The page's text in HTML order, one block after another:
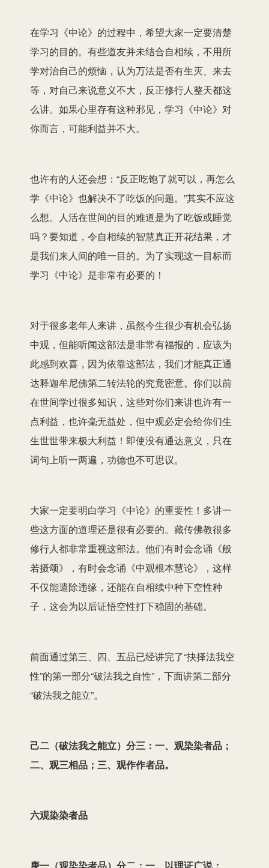
在学习《中论》的过程中，希望大家一定要清楚
学习的目的。有些道友并未结合自相续，不用所
学对治自己的烦恼，认为万法是否有生灭、来去
等，对自己来说意义不大，反正修行人整天都这
么讲。如果心里存有这种邪见，学习《中论》对
你而言，可能利益并不大。
也许有的人还会想：“反正吃饱了就可以，再怎么
学《中论》也解决不了吃饭的问题。”其实不应这
么想。人活在世间的目的难道是为了吃饭或睡觉
吗？要知道，令自相续的智慧真正开花结果，才
是我们来人间的唯一目的。为了实现这一目标而
学习《中论》是非常有必要的！
对于很多老年人来讲，虽然今生很少有机会弘扬
中观，但能听闻这部法是非常有福报的，应该为
此感到欢喜，因为依靠这部法，我们才能真正通
达释迦牟尼佛第二转法轮的究竟密意。你们以前
在世间学过很多知识，这些对你们来讲也许有一
点利益，也许毫无益处，但中观必定会给你们生
生世世带来极大利益！即使没有通达意义，只在
词句上听一两遍，功德也不可思议。
大家一定要明白学习《中论》的重要性！多讲一
些这方面的道理还是很有必要的。藏传佛教很多
修行人都非常重视这部法。他们有时会念诵《般
若摄颂》，有时会念诵《中观根本慧论》，这样
不仅能遣除违缘，还能在自相续中种下空性种
子，这会为以后证悟空性打下稳固的基础。
前面通过第三、四、五品已经讲完了“抉择法我空
性”的第一部分“破法我之自性”，下面讲第二部分
“破法我之能立”。
己二（破法我之能立）分三：一、观染染者品；
二、观三相品；三、观作作者品。
六观染染者品